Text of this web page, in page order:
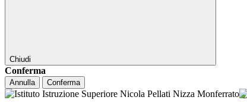
Chiudi
Conferma
Annulla Conferma